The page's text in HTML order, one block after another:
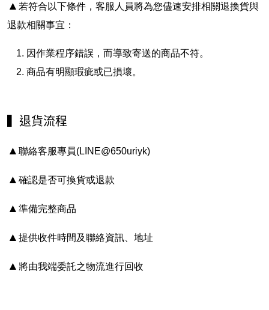
▲ 若符合以下條件，客服人員將為您儘速安排相關退換貨與
退款相關事宜：
因作業程序錯誤，而導致寄送的商品不符。
商品有明顯瑕疵或已損壞。
退貨流程
▲ 聯絡客服專員(LINE@650uriyk)
▲ 確認是否可換貨或退款
▲ 準備完整商品
▲ 提供收件時間及聯絡資訊、地址
▲ 將由我端委託之物流進行回收